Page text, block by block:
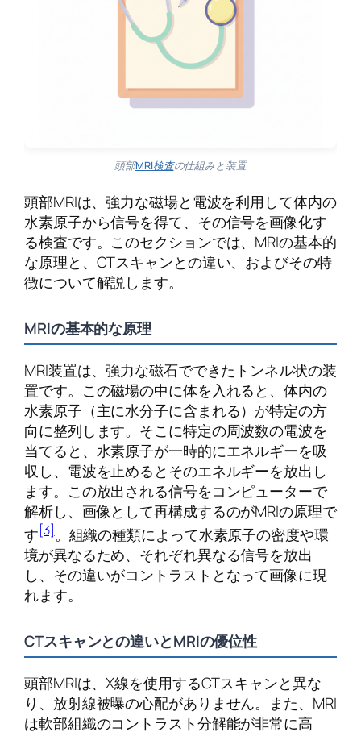
頭部MRI検査の仕組みと装置
頭部MRIは、強力な磁場と電波を利用して体内の
水素原子から信号を得て、その信号を画像化す
る検査です。このセクションでは、MRIの基本的
な原理と、CTスキャンとの違い、およびその特
徴について解説します。
MRIの基本的な原理
MRI装置は、強力な磁石でできたトンネル状の装
置です。この磁場の中に体を入れると、体内の
水素原子（主に水分子に含まれる）が特定の方
向に整列します。そこに特定の周波数の電波を
当てると、水素原子が一時的にエネルギーを吸
収し、電波を止めるとそのエネルギーを放出し
ます。この放出される信号をコンピューターで
解析し、画像として再構成するのがMRIの原理で
す[3]。組織の種類によって水素原子の密度や環
境が異なるため、それぞれ異なる信号を放出
し、その違いがコントラストとなって画像に現
れます。
CTスキャンとの違いとMRIの優位性
頭部MRIは、X線を使用するCTスキャンと異な
り、放射線被曝の心配がありません。また、MRI
は軟部組織のコントラスト分解能が非常に高